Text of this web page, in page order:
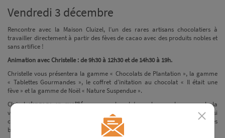
Vendredi 3 décembre
Rencontre avec la Maison Cluizel, l’un des rares artisans chocolatiers à
travailler directement à partir des fèves de cacao avec des produits nobles et
sans artifice !
Animation avec Christelle : de 9h30 à 12h30 et de 14h30 à 19h.
Christelle vous présentera la gamme « Chocolats de Plantation », la gamme
« Tablettes Gourmandes », le coffret d’initation au chocolat « Il était une
fève » et la gamme de Noël « Nature Suspendue ».
Cluizels’engage en qualitéavec un chocolat pur beurre de cacao, de la
vanille bourbon en gousse, des recettes sans soja ni ajout d’arômes. Il a aussi
créé de nouvelles recettes Bio, Végan et Sans Gluten issues d’agricultures
biologiques.